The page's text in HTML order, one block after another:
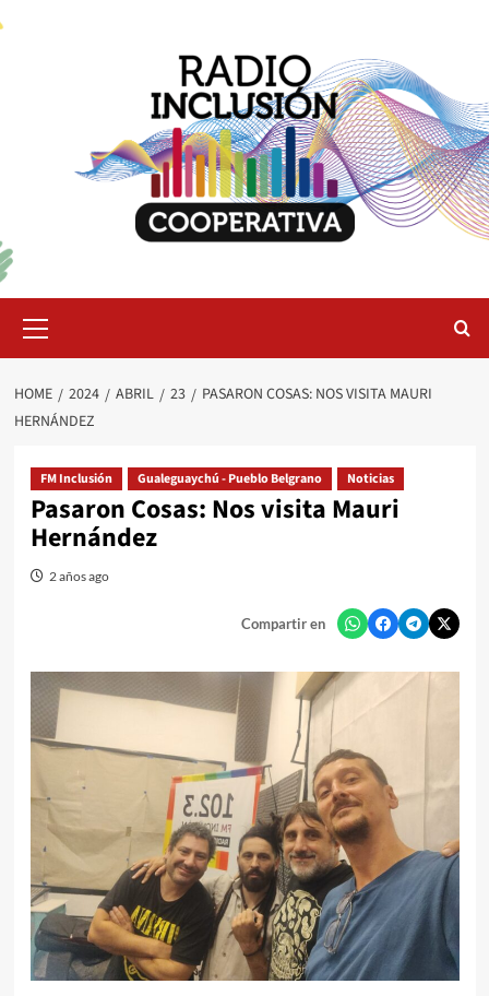
Menu
HOME 2024 ABRIL 23
PASARON COSAS: NOS VISITA MAURI
HERNÁNDEZ
FM Inclusión Gualeguaychú - Pueblo Belgrano Noticias
Pasaron Cosas: Nos visita Mauri
Hernández
2 años ago
Compartir en